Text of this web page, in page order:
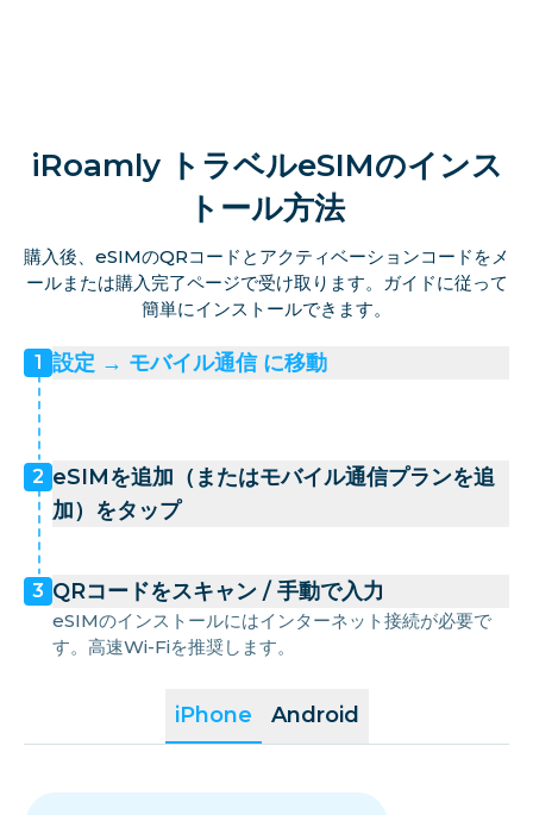
iRoamly トラベルeSIMのインス
トール方法
購入後、eSIMのQRコードとアクティベーションコードをメ
ールまたは購入完了ページで受け取ります。ガイドに従って
簡単にインストールできます。
iPhone Android
1 設定 → モバイル通信 に移動
2 eSIMを追加（またはモバイル通信プランを追
加）をタップ
3 QRコードをスキャン / 手動で入力
eSIMのインストールにはインターネット接続が必要で
す。高速Wi-Fiを推奨します。